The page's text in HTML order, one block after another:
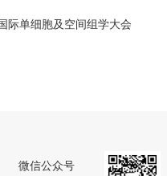
际单细胞及空间组学大会
微信公众号